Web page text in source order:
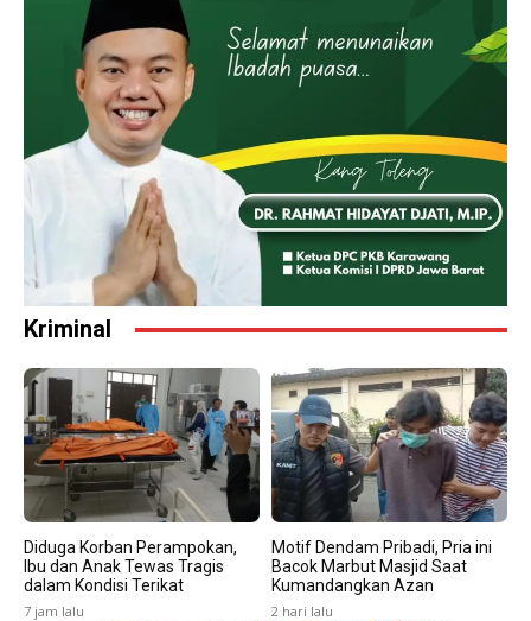
Kriminal
Diduga Korban Perampokan,
Ibu dan Anak Tewas Tragis
dalam Kondisi Terikat
7 jam lalu
Motif Dendam Pribadi, Pria ini
Bacok Marbut Masjid Saat
Kumandangkan Azan
2 hari lalu